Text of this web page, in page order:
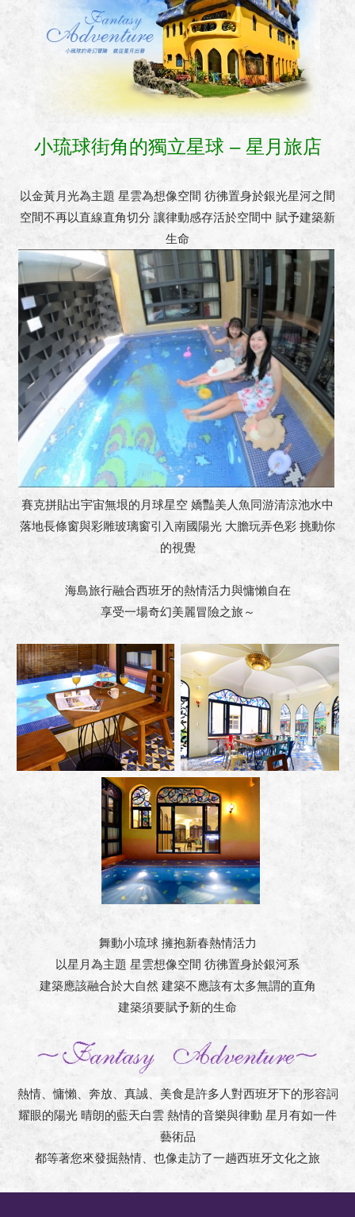
小琉球景點
預約訂房
小琉球街角的獨立星球 – 星月旅店
以金黃月光為主題 星雲為想像空間 彷彿置身於銀光星河之間
空間不再以直線直角切分 讓律動感存活於空間中 賦予建築新
生命
賽克拼貼出宇宙無垠的月球星空 嬌豔美人魚同游清涼池水中
落地長條窗與彩雕玻璃窗引入南國陽光 大膽玩弄色彩 挑動你
的視覺
海島旅行融合西班牙的熱情活力與慵懶自在
享受一場奇幻美麗冒險之旅～
舞動小琉球 擁抱新春熱情活力
以星月為主題 星雲想像空間 彷彿置身於銀河系
建築應該融合於大自然 建築不應該有太多無謂的直角
建築須要賦予新的生命
熱情、慵懶、奔放、真誠、美食是許多人對西班牙下的形容詞
耀眼的陽光 晴朗的藍天白雲 熱情的音樂與律動 星月有如一件
藝術品
都等著您來發掘熱情、也像走訪了一趟西班牙文化之旅